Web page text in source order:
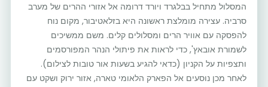
המסלול מתחיל בבלגרד ויורד דרומה אל אזורי ההרים של מערב
סרביה. עצירה מומלצת ראשונה היא בזלאטיבור, מקום נוח
להפסקה עם אוויר הרים ומסלולים קלים. משם ממשיכים
לשמורת אובאץ', כדי לראות את פיתולי הנהר המפורסמים
ותצפיות על הקניון (כדאי להגיע בשעות אור טובות לצילום).
לאחר מכן נוסעים אל הפארק הלאומי טארה, אזור ירוק ושקט עם